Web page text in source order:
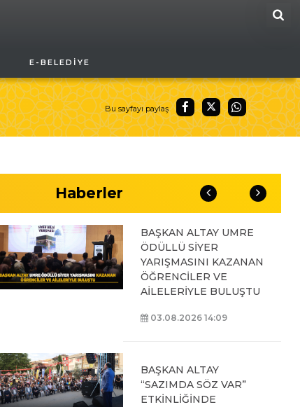
E-BELEDIYE
Bu sayfayı paylaş
Haberler
UMRESİ” İKİNCİ
KAFİLESİNİN KURA
ÇEKİLİŞİNE KATILARAK
KONYALILARIN
HEYECANINA ORTAK
BAŞKAN ALTAY UMRE
ÖDÜLLÜ SİYER
YARIŞMASINI KAZANAN
ÖĞRENCİLER VE
AİLELERİYLE BULUŞTU
03.08.2026 14:09
BAŞKAN ALTAY
“SAZIMDA SÖZ VAR”
ETKİNLİĞİNDE